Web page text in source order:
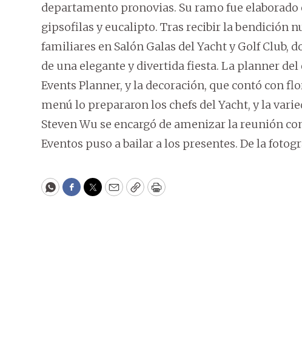
departamento pronovias. Su ramo fue
gipsofilas y eucalipto. Tras recibir la bendición
familiares en Salón Galas del Yacht y Golf Club,
de una elegante y divertida fiesta. La planner
Events Planner, y la decoración, que contó con
menú lo prepararon los chefs del Yacht, y la
Steven Wu se encargó de amenizar la reunión
Eventos puso a bailar a los presentes. De la
WhatsApp
Facebook
Twitter
EmailCopyPrint